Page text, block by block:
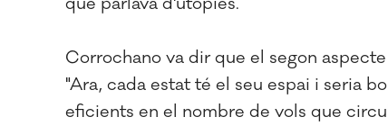
Corrochano va dir que el segon
"Ara, cada estat té el seu espai i seria
eficients en el nombre de vols que